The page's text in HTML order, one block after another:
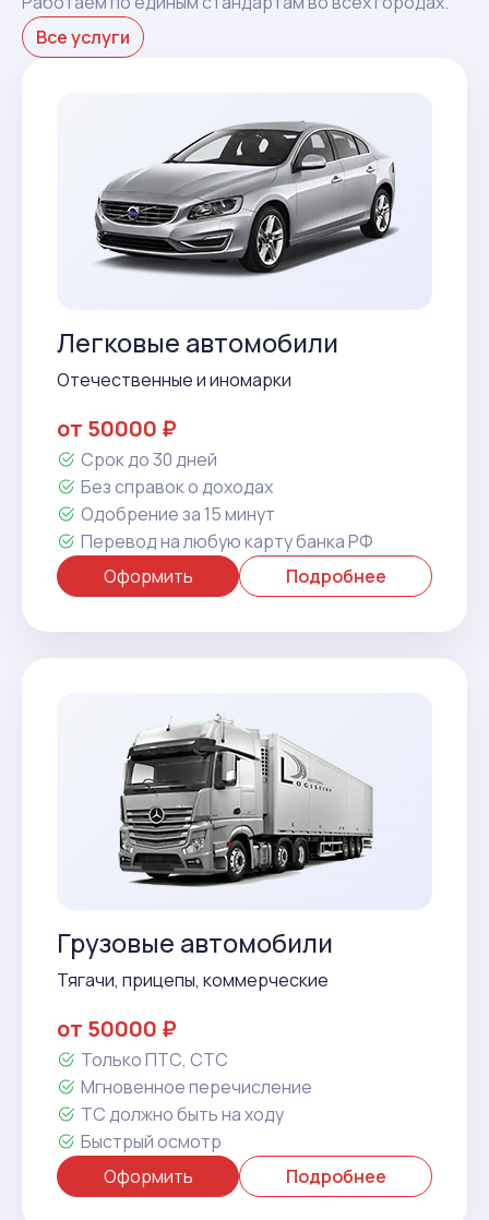
Все услуги
Легковые автомобили
Отечественные и иномарки
от 50000 ₽
Срок до 30 дней
Без справок о доходах
Одобрение за 15 минут
Перевод на любую карту банка РФ
Оформить
Подробнее
Грузовые автомобили
Тягачи, прицепы, коммерческие
от 50000 ₽
Только ПТС, СТС
Мгновенное перечисление
ТС должно быть на ходу
Быстрый осмотр
Оформить
Подробнее